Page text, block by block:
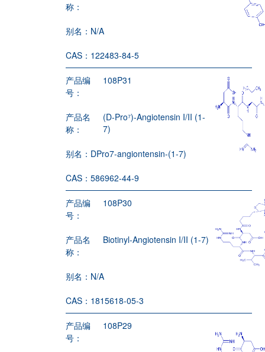
称：
别名： N/A
CAS： 122483-84-5
产品编
号：
108P31
产品名
称：
(D-Pro⁷)-Angiotensin I/II (1-
7)
别名： DPro7-angiontensin-(1-7)
CAS：586962-44-9
产品编
号：
108P30
产品名
称：
Biotinyl-Angiotensin I/II (1-7)
别名： N/A
CAS： 1815618-05-3
产品编
号：
108P29